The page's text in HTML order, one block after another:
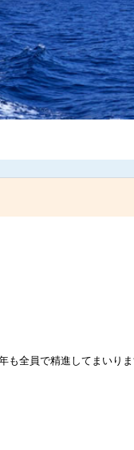
も全員で精進してまいり